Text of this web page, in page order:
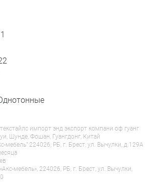
1
импорт энд экспорт компани оф гуанг
Шунде, Фошан, Гуангдонг, Китай
мебель" 224026, РБ, г. Брест, ул. Вычулки, д.129А
мебель», 224026, РБ, г. Брест, ул. Вычулки,